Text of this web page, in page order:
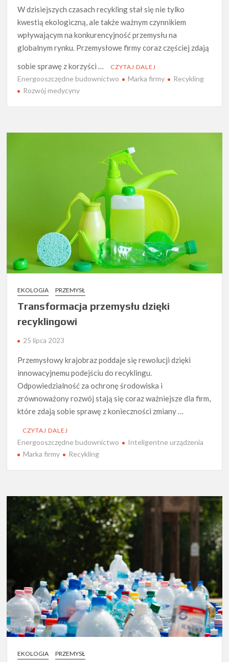
W dzisiejszych czasach recykling stał się nie tylko
kwestią ekologiczną, ale także ważnym czynnikiem
wpływającym na konkurencyjność przemysłu na
globalnym rynku. Przemysłowe firmy coraz częściej zdają
sobie sprawę z korzyści …
CZYTAJ DALEJ
Energooszczędne budownictwo Marka firmy
Recykling
Rozwój medycyny
EKOLOGIA PRZEMYSŁ
Transformacja przemysłu dzięki
recyklingowi
25 lipca 2023
Przemysłowy krajobraz poddaje się rewolucji dzięki
innowacyjnemu podejściu do recyklingu.
Odpowiedzialność za ochronę środowiska i
zrównoważony rozwój stają się coraz ważniejsze dla firm,
które zdają sobie sprawę z konieczności zmiany …
CZYTAJ DALEJ
Energooszczędne budownictwo
Inteligentne urządzenia
Marka firmy
Recykling
EKOLOGIA PRZEMYSŁ